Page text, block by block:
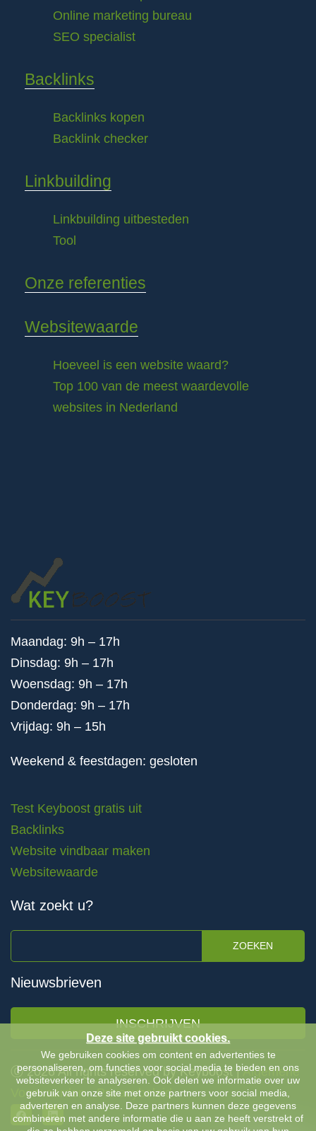
Online marketing bureau
SEO specialist
Backlinks
Backlinks kopen
Backlink checker
Linkbuilding
Linkbuilding uitbesteden
Tool
Onze referenties
Websitewaarde
Hoeveel is een website waard?
Top 100 van de meest waardevolle
websites in Nederland
Maandag: 9h – 17h
Dinsdag: 9h – 17h
Woensdag: 9h – 17h
Donderdag: 9h – 17h
Vrijdag: 9h – 15h
Weekend & feestdagen: gesloten
Test Keyboost gratis uit
Backlinks
Website vindbaar maken
Websitewaarde
Wat zoekt u?
ZOEKEN
Nieuwsbrieven
INSCHRIJVEN
Ⓒ 2026 All rights reserved by Keyboost |Algemene
Voorwaarden-Privacybeleid
Deze site gebruikt cookies.
We gebruiken cookies om content en advertenties te
personaliseren, om functies voor social media te bieden en ons
websiteverkeer te analyseren. Ook delen we informatie over uw
gebruik van onze site met onze partners voor social media,
adverteren en analyse. Deze partners kunnen deze gegevens
combineren met andere informatie die u aan ze heeft verstrekt of